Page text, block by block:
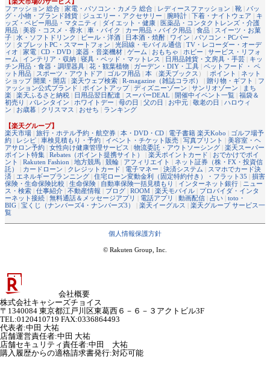
ファッション 総合 | 家電・パソコン・カメラ 総合 | レディースファッション | 靴 | バッ
グ・小物・ブランド雑貨 | ジュエリー・アクセサリー | 腕時計 | 下着・ナイトウェア | キ
ッズ・ベビー用品・マタニティ | ダイエット・健康 | 医薬品・コンタクトレンズ・介護
用品 | 美容・コスメ・香水 | 車・バイク | カー用品・バイク用品 | 食品 | スイーツ・お菓
子 | 水・ソフトドリンク | ビール・洋酒 | 日本酒・焼酎 | ワイン | パソコン・PCパー
ツ | タブレットPC・スマートフォン | 光回線・モバイル通信 | TV・レコーダー・オーデ
ィオ | 家電 | CD・DVD | 楽器・音楽機材 | ゲーム | おもちゃ | ホビー | サービス・リフォ
ーム | インテリア・収納 | 寝具・ベッド・マットレス | 日用品雑貨・文房具・手芸 | キッ
チン用品・食器・調理器具 | 花・観葉植物 | ガーデン・DIY・工具 | ペットフード ・ ペ
ット用品 | スポーツ・アウトドア | ゴルフ用品 | 本 （楽天ブックス ） | ポイント | ネット
ショップ 開業・開店 | 楽天ウェブ検索 | R-magazine（雑誌コラボ） | 贈り物・ギフト | フ
ァッション公式ブランド | ポイントアップ| ディズニーゾーン | サンリオゾーン | まち
楽 | 楽天ふるさと納税 | 日用品翌日配達 | スーパーDEAL | 開催中イベント一覧 | 福袋＆
初売り | バレンタイン | ホワイトデー | 母の日 | 父の日 | お中元 | 敬老の日 | ハロウィ
ン | お歳暮 | クリスマス | おせち | ランキング
【楽天グループ】
楽天市場 | 旅行・ホテル予約・航空券 | 本・DVD・CD | 電子書籍 楽天Kobo | ゴルフ場予
約 | レシピ | 車検見積もり・予約 | イベント・チケット販売 | 写真プリント | 美容室・ヘ
アサロン予約 | 女性向け健康管理サービス | 物流委託・アウトソーシング | 楽天スーパー
ポイント特集 | Rebates（ポイント提携サイト） | 楽天ポイントカード | おでかけでポイ
ント | Rakuten Fashion | 地方競馬 | 競輪 | アフィリエイト | ネット証券（株・FX・投資信
託）
| カードローン | クレジットカード | 電子マネー | 決済システム | スマホでカード決
済 | エネルギープランニング | 住宅ローン変動金利（固定特約付き）・フラット35 | 損害
保険・生命保険比較 | 生命保険 | 自動車保険一括見積もり | インターネット銀行 | ニュー
ス・検索 | 仕事紹介 | 不動産情報 | ブログ | ROOM | 楽天モバイル | プロバイダ・インタ
ーネット接続 | 無料通話＆メッセージアプリ | 電話アプリ | 動画配信 | 占い | toto・
BIG | 宝くじ（ナンバーズ4・ナンバーズ3） | 楽天イーグルス | 楽天グループ サービス一
覧
個人情報保護方針
© Rakuten Group, Inc.
会社概要
株式会社キャシーズチョイス
〒1340084 東京都江戸川区東葛西６－６－３アクトビル3F
TEL:0120410719 FAX:0336864493
代表者:中田 大祐
店舗運営責任者:中田 大祐
店舗セキュリティ責任者:中田 大祐
購入履歴からの適格請求書発行:対応可能